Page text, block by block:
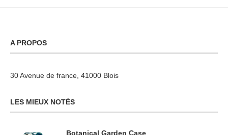
A PROPOS
30 Avenue de france, 41000 Blois
LES MIEUX NOTÉS
Botanical Garden Case